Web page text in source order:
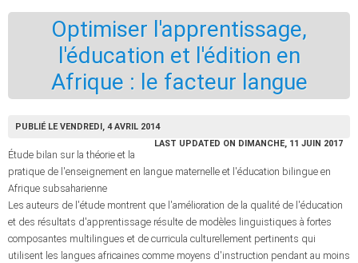
Optimiser l'apprentissage,
l'éducation et l'édition en
Afrique : le facteur langue
PUBLIÉ LE VENDREDI, 4 AVRIL 2014
LAST UPDATED ON DIMANCHE, 11 JUIN 2017
Étude bilan sur la théorie et la
pratique de l'enseignement en langue maternelle et l'éducation bilingue en
Afrique subsaharienne
Les auteurs de l'étude montrent que l'amélioration de la qualité de l'éducation
et des résultats d'apprentissage résulte de modèles linguistiques à fortes
composantes multilingues et de curricula culturellement pertinents qui
utilisent les langues africaines comme moyens d'instruction pendant au moins